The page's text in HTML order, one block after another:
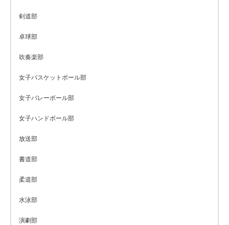
剣道部
卓球部
吹奏楽部
女子バスケットボール部
女子バレーボール部
女子ハンドボール部
放送部
書道部
柔道部
水泳部
演劇部